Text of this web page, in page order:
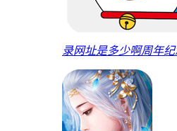
录网址是多少啊周年